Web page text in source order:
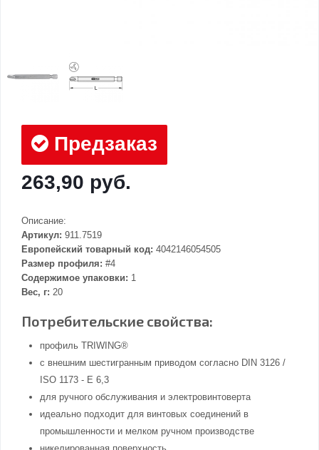
Предзаказ
263,90 руб.
Описание:
Артикул: 911.7519
Европейский товарный код: 4042146054505
Размер профиля: #4
Содержимое упаковки: 1
Вес, г: 20
Потребительские свойства:
профиль TRIWING®
с внешним шестигранным приводом согласно DIN 3126 /
ISO 1173 - E 6,3
для ручного обслуживания и электровинтоверта
идеально подходит для винтовых соединений в
промышленности и мелком ручном производстве